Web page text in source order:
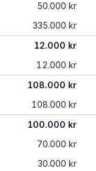
50.000 kr
335.000 kr
12.000 kr
12.000 kr
108.000 kr
108.000 kr
100.000 kr
70.000 kr
30.000 kr